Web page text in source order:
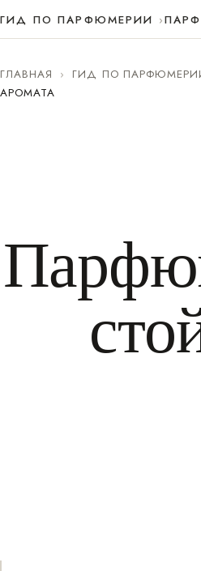
ГИД ПО ПАРФЮМЕРИИ
ГЛАВНАЯ › ГИД ПО
АРОМАТА